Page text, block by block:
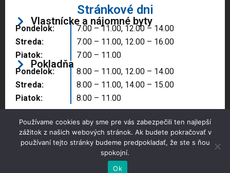
Stránkové dni
Vlastnícke a nájomné byty
Pondelok:
Streda:
Piatok:
7.00 – 11.00, 12.00 – 14.00
7.00 – 11.00, 12.00 – 16.00
7.00 – 11.00
Pokladňa
Pondelok:
Streda:
Piatok:
8.00 – 11.00, 12.00 – 14.00
8.00 – 11.00, 14.00 – 15.00
8.00 – 11.00
Copyright © 2025 Správa majetku mesta, n.o.,
Partizánske
Používame cookies aby sme pre vás zabezpečili ten najlepší
zážitok z našich webových stránok. Ak budete pokračovať v
používaní tejto stránky budeme predpokladať, že ste s ňou
spokojní.
Ok